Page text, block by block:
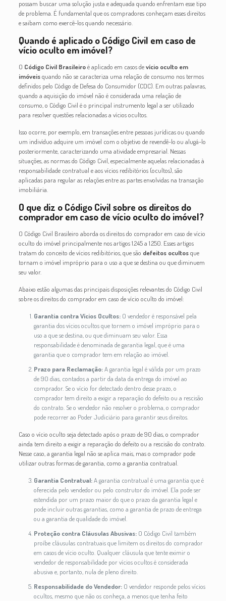
possam buscar uma solução justa e adequada quando enfrentam esse tipo
de problema. É fundamental que os compradores conheçam esses direitos
e saibam como exercê-los quando necessário.
Quando é aplicado o Código Civil em caso de
vício oculto em imóvel?
O Código Civil Brasileiroé aplicado em casos devício oculto em
imóveisquando não se caracteriza uma relação de consumo nos termos
definidos pelo Código de Defesa do Consumidor (CDC). Em outras palavras,
quando a aquisição do imóvel não é considerada uma relação de
consumo, o Código Civil é o principal instrumento legal a ser utilizado
para resolver questões relacionadas a vícios ocultos.
Isso ocorre, por exemplo, em transações entre pessoas jurídicas ou quando
um indivíduo adquire um imóvel com o objetivo de revendê-lo ou alugá-lo
posteriormente, caracterizando uma atividade empresarial. Nessas
situações, as normas do Código Civil, especialmente aquelas relacionadas à
responsabilidade contratual e aos vícios redibitórios (ocultos), são
aplicadas para regular as relações entre as partes envolvidas na transação
imobiliária.
O que diz o Código Civil sobre os direitos do
comprador em caso de vício oculto do imóvel?
O Código Civil Brasileiro aborda os direitos do comprador em caso de vício
oculto do imóvel principalmente nos artigos 1.245 a 1.250. Esses artigos
tratam do conceito de vícios redibitórios, que são defeitos ocultosque
tornam o imóvel impróprio para o uso a que se destina ou que diminuem
seu valor.
Abaixo estão algumas das principais disposições relevantes do Código Civil
sobre os direitos do comprador em caso de vício oculto do imóvel:
Garantia contra Vícios Ocultos: O vendedor é responsável pela
garantia dos vícios ocultos que tornem o imóvel impróprio para o
uso a que se destina, ou que diminuam seu valor. Essa
responsabilidade é denominada de garantia legal, que é uma
garantia que o comprador tem em relação ao imóvel.
Prazo para Reclamação:A garantia legal é válida por um prazo
de 90 dias, contados a partir da data da entrega do imóvel ao
comprador. Se o vício for detectado dentro desse prazo, o
comprador tem direito a exigir a reparação do defeito ou a rescisão
do contrato. Se o vendedor não resolver o problema, o comprador
pode recorrer ao Poder Judiciário para garantir seus direitos.
Caso o vício oculto seja detectado após o prazo de 90 dias, o comprador
ainda tem direito a exigir a reparação do defeito ou a rescisão do contrato.
Nesse caso, a garantia legal não se aplica mais, mas o comprador pode
utilizar outras formas de garantia, como a garantia contratual.
Garantia Contratual:A garantia contratual é uma garantia que é
oferecida pelo vendedor ou pelo construtor do imóvel. Ela pode ser
estendida por um prazo maior do que o prazo da garantia legal e
pode incluir outras garantias, como a garantia de prazo de entrega
ou a garantia de qualidade do imóvel.
Proteção contra Cláusulas Abusivas: O Código Civil também
proíbe cláusulas contratuais que limitem os direitos do comprador
em casos de vício oculto. Qualquer cláusula que tente eximir o
vendedor de responsabilidade por vícios ocultos é considerada
abusiva e, portanto, nula de pleno direito.
Responsabilidade do Vendedor: O vendedor responde pelos vícios
ocultos, mesmo que não os conheça, a menos que tenha feito